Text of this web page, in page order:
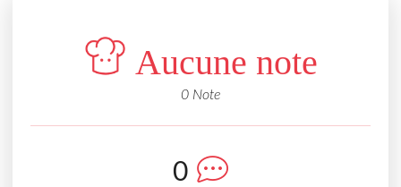
Aucune note
0 Note
0